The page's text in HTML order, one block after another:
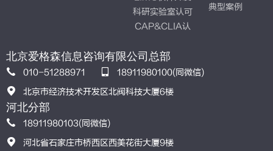
科研实验室认可
CAP&CLIA认
典型案例
北京爱格森信息咨询有限公司总部
010-51288971
18911980100(同微信)
北京市经济技术开发区北阀科技大厦6楼
河北分部
18911980103(同微信)
河北省石家庄市桥西区西美花街大厦9楼